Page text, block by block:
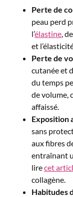
Perte de
peau perd
l’élastine ,
et
Perte de
cutanée et
du temps
de volume,
affaissé.
Exposition
sans
aux fibres
entraînant
lirecet
collagène.
Habitudes